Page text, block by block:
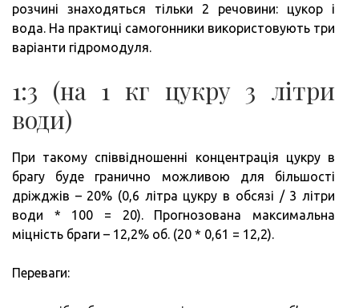
розчині знаходяться тільки 2 речовини: цукор і
вода. На практиці самогонники використовують три
варіанти гідромодуля.
1:3 (на 1 кг цукру 3 літри
води)
При такому співвідношенні концентрація цукру в
брагу буде гранично можливою для більшості
дріжджів – 20% (0,6 літра цукру в обсязі / 3 літри
води * 100 = 20). Прогнозована максимальна
міцність браги – 12,2% об. (20 * 0,61 = 12,2).
Переваги: